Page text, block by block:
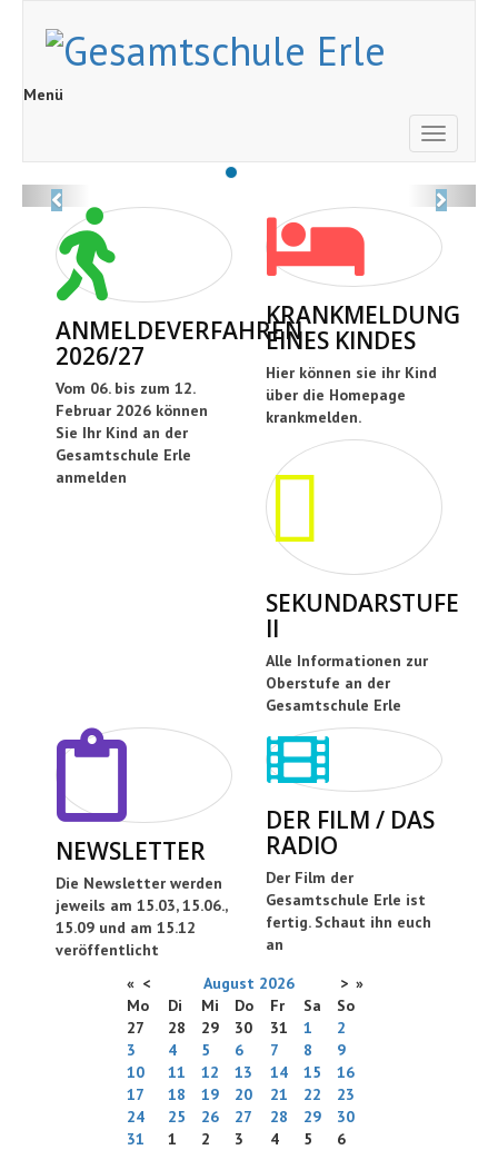
Menü
Toggle
Previous Next
ANMELDEVERFAHREN
2026/27
Vom 06. bis zum 12.
Februar 2026 können
Sie Ihr Kind an der
Gesamtschule Erle
anmelden
KRANKMELDUNG
EINES KINDES
Hier können sie ihr Kind
über die Homepage
krankmelden.
SEKUNDARSTUFE
II
Alle Informationen zur
Oberstufe an der
Gesamtschule Erle
NEWSLETTER
Die Newsletter werden
jeweils am 15.03, 15.06.,
15.09 und am 15.12
veröffentlicht
DER FILM / DAS
RADIO
Der Film der
Gesamtschule Erle ist
fertig. Schaut ihn euch
an
« < August 2026 > »
Mo
Di Mi Do Fr Sa
So
27
28 29 30 31 1
2
3
4 5 6 7 8
9
10
11 12 13 14 15
16
17
18 19 20 21 22
23
24
25 26 27 28 29
30
31
1 2 3 4 5 6